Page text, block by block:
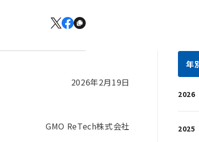
2026年2月19日
GMO ReTech株式会社
年
2026
2025